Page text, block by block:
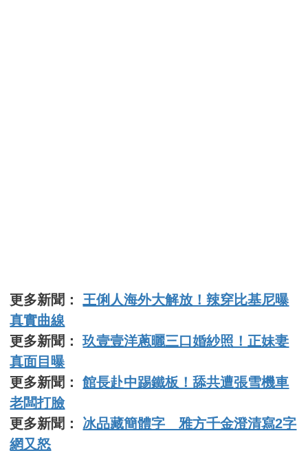
更多新聞： 王俐人海外大解放！辣穿比基尼曝
真實曲線
更多新聞：玖壹壹洋蔥曬三口婚紗照！正妹妻
真面目曝
更多新聞：館長赴中踢鐵板！舔共遭張雪機車
老闆打臉
更多新聞： 冰品藏簡體字 雅方千金澄清寫2字
網又怒